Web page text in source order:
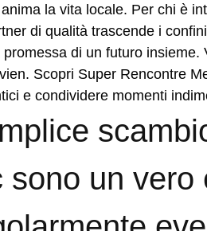
la vita locale. Per chi è
di qualità trascende i
di un futuro
Scopri Super Rencontre
e condividere momenti
un vero